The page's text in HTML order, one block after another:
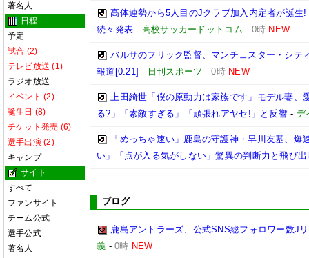
著名人
日程
予定
試合 (2)
テレビ放送 (1)
ラジオ放送
イベント (2)
誕生日 (8)
チケット発売 (6)
選手出演 (2)
キャンプ
サイト
すべて
ファンサイト
チーム公式
選手公式
著名人
高体連勢から5人目のJクラブ加入内定者が誕
続々発表 - 高校サッカードットコム - 0時 NEW
バルサのフリック監督、マンチェスター・シテ
報道[0:21] - 日刊スポーツ -0時 NEW
上田綺世「僕の原動力は家族です」モデル妻
る?」「素敵すぎる」「頑張れアヤセ!」と反響- デ
「めっちゃ速い」鹿島の守護神・早川友基、
い」「点が入る気がしない」驚異の判断力と飛び
ブログ
鹿島アントラーズ、公式SNS総フォロワー数J
義 -0時 NEW